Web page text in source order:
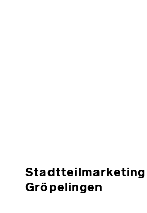
Stadtteilmarketing
Gröpelingen